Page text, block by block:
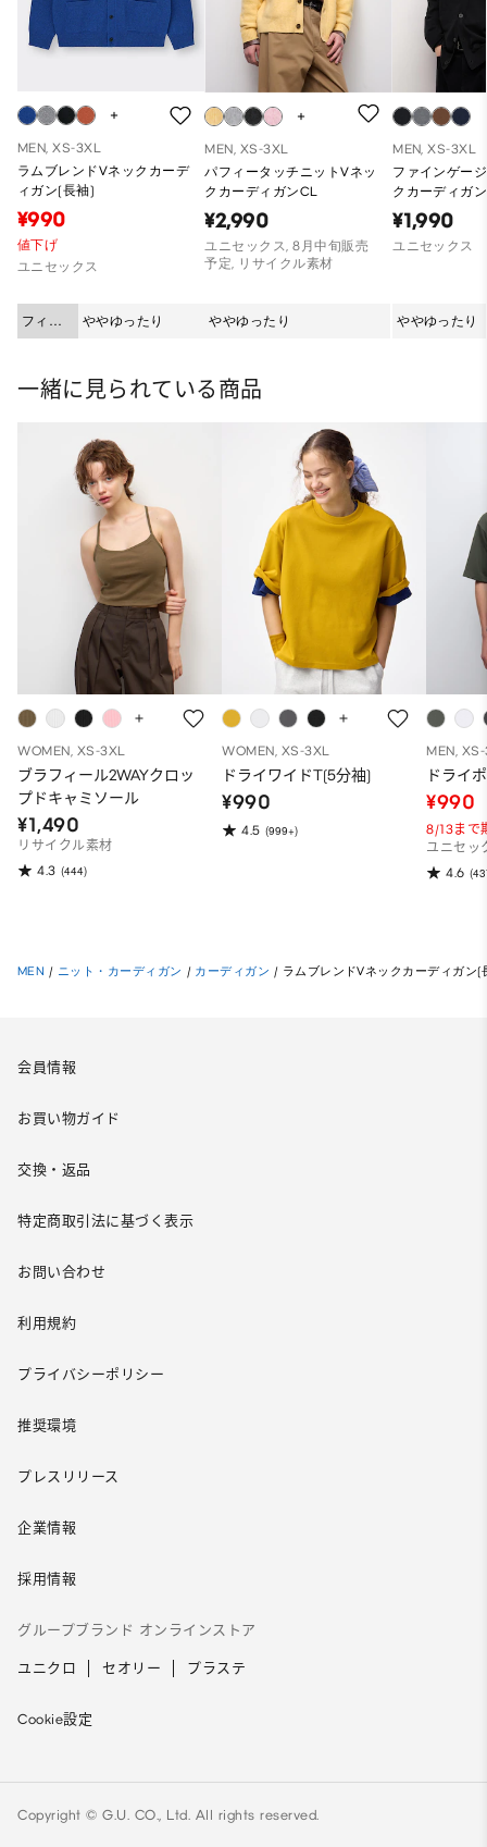
MEN, XS-3XL
ラムブレンドVネックカーデ
ィガン(長袖)
¥990
値下げ
ユニセックス
フィッ
ト
ややゆったり
MEN, XS-3XL
パフィータッチニットVネッ
クカーディガンCL
¥2,990
ユニセックス, 8月中旬販売
予定, リサイクル素材
ややゆったり
MEN, XS-3XL
ファインゲー
クカーディガ
¥1,990
ユニセックス
ややゆったり
一緒に見られている商品
WOMEN, XS-3XL
ブラフィール2WAYクロッ
プドキャミソール
¥1,490
リサイクル素材
4.3 (444)
WOMEN, XS-3XL
ドライワイドT(5分袖)
¥990
4.5 (999+)
MEN,
ドライ
¥990
8/13まで
ユニセッ
4.6
MEN / ニット・カーディガン / カーディガン / ラムブレンドVネックカーディガン(
会員情報
お買い物ガイド
交換・返品
特定商取引法に基づく表示
お問い合わせ
利用規約
プライバシーポリシー
推奨環境
プレスリリース
企業情報
採用情報
グループブランド オンラインストア
ユニクロ セオリー プラステ
Cookie設定
Copyright © G.U. CO., Ltd. All rights reserved.